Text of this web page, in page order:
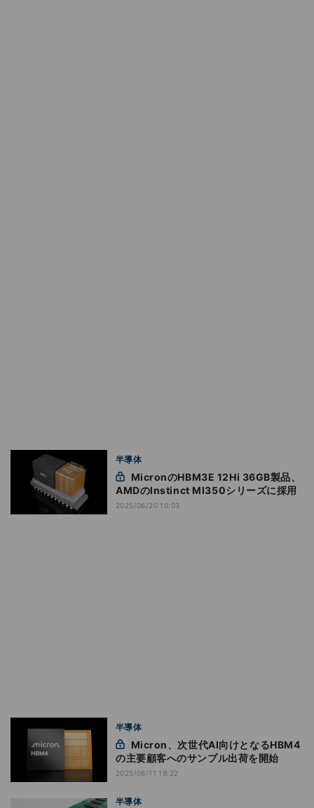
半導体
AMDのInstinct MI350シリーズに採用
2025/06/20 10:03
半導体
の主要顧客へのサンプル出荷を開始
2025/06/11 19:22
半導体